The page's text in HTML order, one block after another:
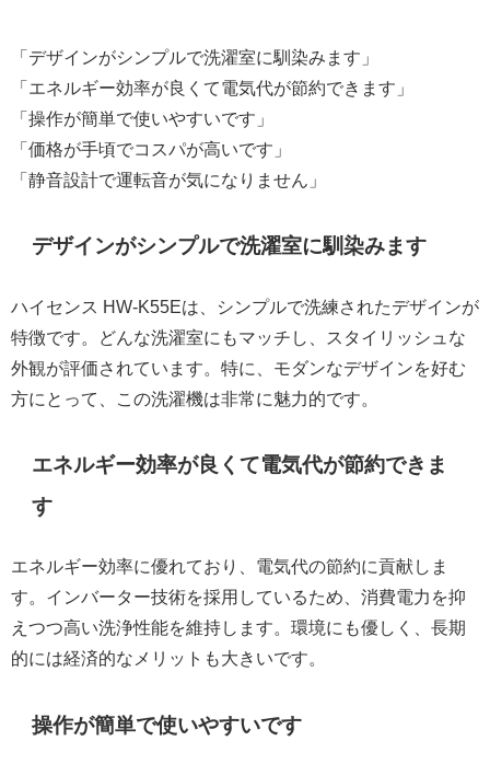
「デザインがシンプルで洗濯室に馴染みます」
「エネルギー効率が良くて電気代が節約できます」
「操作が簡単で使いやすいです」
「価格が手頃でコスパが高いです」
「静音設計で運転音が気になりません」
デザインがシンプルで洗濯室に馴染みます
ハイセンス HW-K55Eは、シンプルで洗練されたデザインが
特徴です。どんな洗濯室にもマッチし、スタイリッシュな
外観が評価されています。特に、モダンなデザインを好む
方にとって、この洗濯機は非常に魅力的です。
エネルギー効率が良くて電気代が節約できま
す
エネルギー効率に優れており、電気代の節約に貢献しま
す。インバーター技術を採用しているため、消費電力を抑
えつつ高い洗浄性能を維持します。環境にも優しく、長期
的には経済的なメリットも大きいです。
操作が簡単で使いやすいです